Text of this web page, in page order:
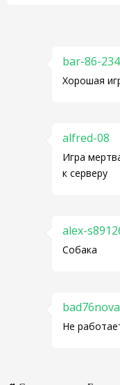
bar-86-
Хорошая
alfred-08
Игра
к серверу
alex-
Собака
Не